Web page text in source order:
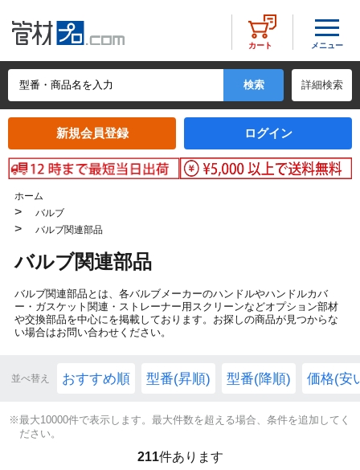
詳細検索
カート
新規会員登録 ログイン
メニュー
ホーム
> バルブ
> バルブ関連部品
バルブ関連部品
バルブ関連部品とは、各バルブメーカーのハンドルやハンドルカバ
ー・ガスケット関連・ストレーナー用スクリーンなどオプション部材
や交換部品を中心にを掲載しております。お探しの商品が見つからな
い場合はお問い合わせください。
並べ替え おすすめ順 型番(昇順) 型番(降順) 価格(安
※最大10000件で表示します。最大件数を超える場合、条件を追加してく
ださい。
211件あります